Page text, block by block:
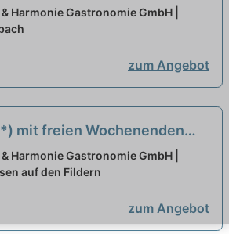
Harmonie Gastronomie GmbH |
zum Angebot
mit freien Wochenenden
Harmonie Gastronomie GmbH |
auf den Fildern
zum Angebot